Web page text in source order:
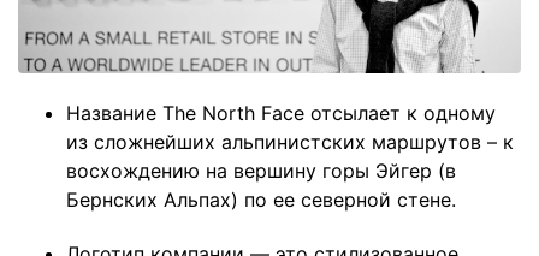
Название The North Face отсылает к одному
из сложнейших альпинистских маршрутов – к
восхождению на вершину горы Эйгер (в
Бернских Альпах) по ее северной стене.